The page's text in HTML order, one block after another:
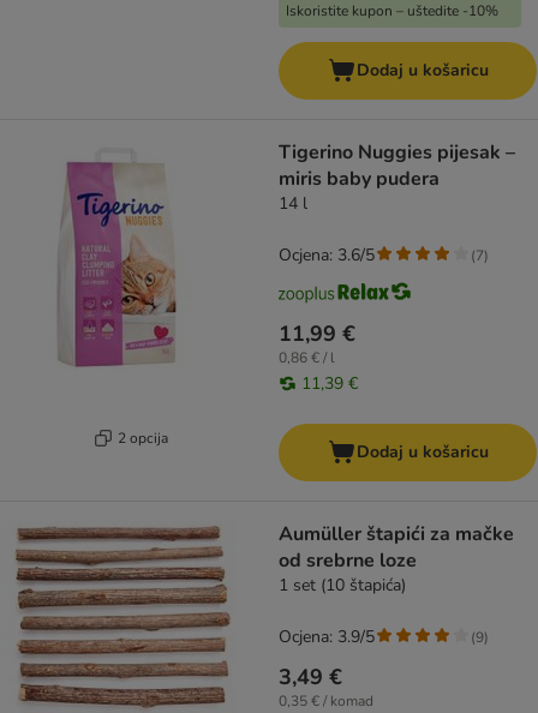
Iskoristite kupon – uštedite -10%
Dodaj u košaricu
2 opcija
Tigerino Nuggies pijesak –
miris baby pudera
14 l
11,99 €
0,86 € / l
11,39 €
Ocjena: 3.6/5 (7)
Dodaj u košaricu
Aumüller štapići za mačke
od srebrne loze
1 set (10 štapića)
3,49 €
0,35 € / komad
Ocjena: 3.9/5 (9)